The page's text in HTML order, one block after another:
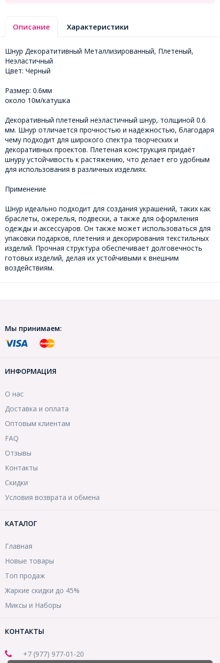
Описание Характеристики
Шнур Декоратитивный Металлизированный, Плетеный,
Неэластичный
Цвет: Черный
Размер: 0.6мм
около 10м/катушка
Декоративный плетеный неэластичный шнур, толщиной 0.6
мм. Шнур отличается прочностью и надёжностью, благодаря
чему подходит для широкого спектра творческих и
декоративных проектов. Плетеная конструкция придаёт
шнуру устойчивость к растяжению, что делает его удобным
для использования в различных изделиях.
Применение
Шнур идеально подходит для создания украшений, таких как
браслеты, ожерелья, подвески, а также для оформления
одежды и аксессуаров. Он также может использоваться для
упаковки подарков, плетения и декорирования текстильных
изделий. Прочная структура обеспечивает долговечность
готовых изделий, делая их устойчивыми к внешним
воздействиям.
Мы принимаем:
ИНФОРМАЦИЯ
О нас
Доставка и оплата
Оптовым клиентам
FAQ
Отзывы
Контакты
Скидки
Условия возврата и обмена
КАТАЛОГ
Главная
Новые товары
Топ продаж
Жаркие скидки до 45%
Миксы и Наборы
КОНТАКТЫ
+7 (977) 977-01-20